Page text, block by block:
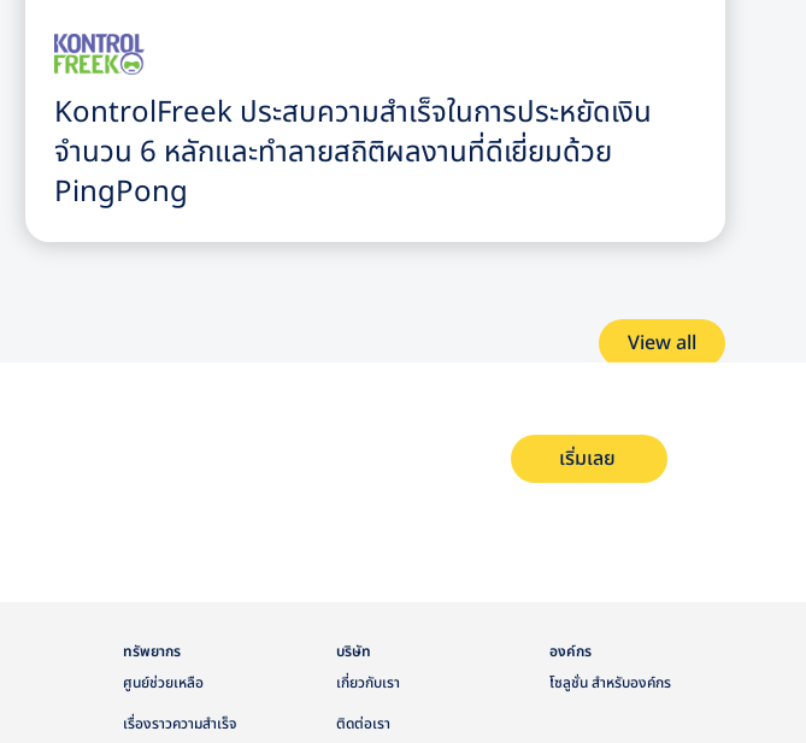
KontrolFreek ประสบความสำเร็จในการประหยัดเงิน
จำนวน 6 หลักและทำลายสถิติผลงานที่ดีเยี่ยมด้วย
PingPong
View all
เริ่มเลย
ทรัพยากร
ศูนย์ช่วยเหลือ
เรื่องราวความสำเร็จ
บริษัท
เกี่ยวกับเรา
ติดต่อเรา
องค์กร
โซลูชั่น สำหรับองค์กร